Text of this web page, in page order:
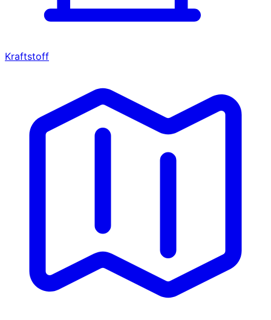
Kraftstoff